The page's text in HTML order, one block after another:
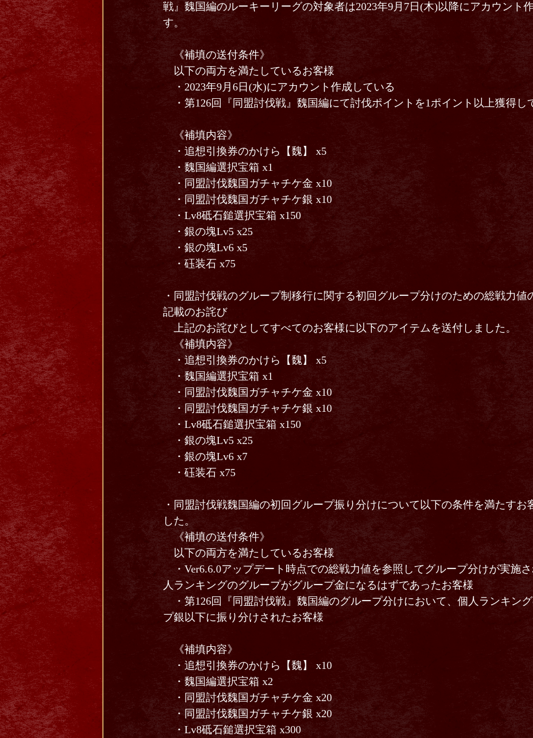
戦』魏国編のルーキーリーグの対象者は2023年9月7日(木)以降にアカウント
す。
《補填の送付条件》
以下の両方を満たしているお客様
・2023年9月6日(水)にアカウント作成している
・第126回『同盟討伐戦』魏国編にて討伐ポイントを1ポイント以上獲得し
《補填内容》
・追想引換券のかけら【魏】 x5
・魏国編選択宝箱 x1
・同盟討伐魏国ガチャチケ金 x10
・同盟討伐魏国ガチャチケ銀 x10
・Lv8砥石鎚選択宝箱 x150
・銀の塊Lv5 x25
・銀の塊Lv6 x5
・砡装石 x75
・同盟討伐戦のグループ制移行に関する初回グループ分けのための総戦力値
記載のお詫び
上記のお詫びとしてすべてのお客様に以下のアイテムを送付しました。
《補填内容》
・追想引換券のかけら【魏】 x5
・魏国編選択宝箱 x1
・同盟討伐魏国ガチャチケ金 x10
・同盟討伐魏国ガチャチケ銀 x10
・Lv8砥石鎚選択宝箱 x150
・銀の塊Lv5 x25
・銀の塊Lv6 x7
・砡装石 x75
・同盟討伐戦魏国編の初回グループ振り分けについて以下の条件を満たすお
した。
《補填の送付条件》
以下の両方を満たしているお客様
・Ver6.6.0アップデート時点での総戦力値を参照してグループ分けが実施
人ランキングのグループがグループ金になるはずであったお客様
・第126回『同盟討伐戦』魏国編のグループ分けにおいて、個人ランキン
プ銀以下に振り分けされたお客様
《補填内容》
・追想引換券のかけら【魏】 x10
・魏国編選択宝箱 x2
・同盟討伐魏国ガチャチケ金 x20
・同盟討伐魏国ガチャチケ銀 x20
・Lv8砥石鎚選択宝箱 x300